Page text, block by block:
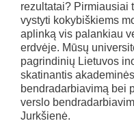
rezultatai? Pirmiausiai
vystyti kokybiškiems
aplinką vis palankiau
erdvėje. Mūsų
pagrindinių Lietuvos
skatinantis
bendradarbiavimą bei
verslo
Jurkšienė.